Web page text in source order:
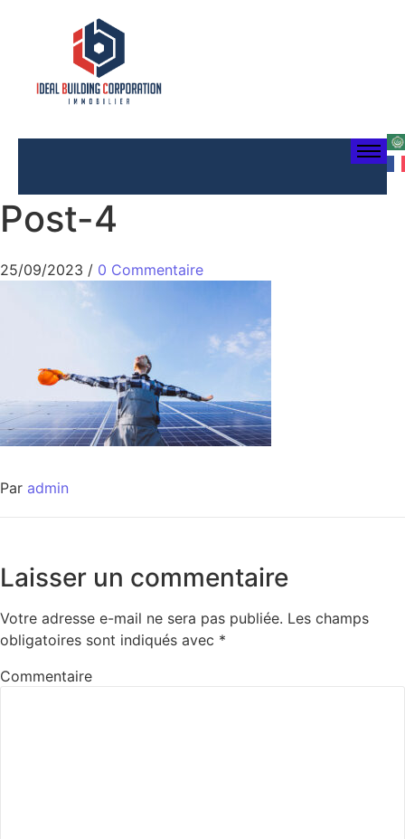
Post-4
25/09/2023 / 0 Commentaire
Par admin
Laisser un commentaire
Votre adresse e-mail ne sera pas publiée. Les champs
obligatoires sont indiqués avec *
Commentaire